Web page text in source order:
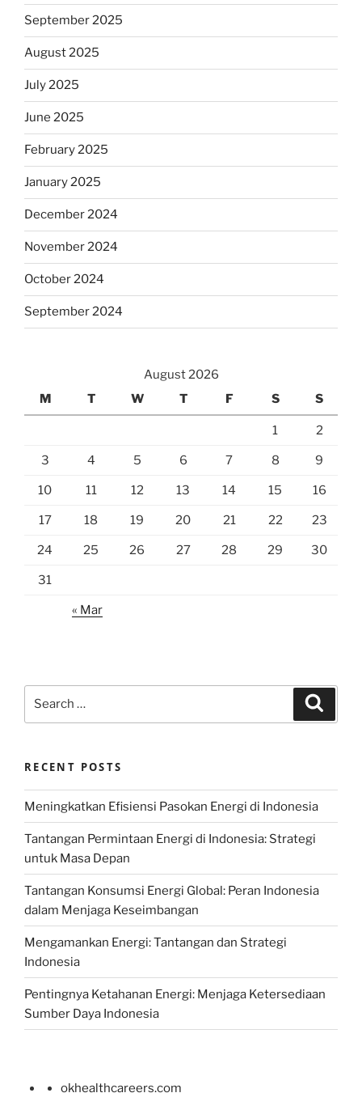
September 2025
August 2025
July 2025
June 2025
February 2025
January 2025
December 2024
November 2024
October 2024
September 2024
August 2026
M
T W T F S S
1 2
3 4 5 6 7 8 9
10 11 12 13 14 15 16
17 18 19 20 21 22 23
24 25 26 27 28 29 30
31
« Mar
RECENT POSTS
Meningkatkan Efisiensi Pasokan Energi di Indonesia
Tantangan Permintaan Energi di Indonesia: Strategi
untuk Masa Depan
Tantangan Konsumsi Energi Global: Peran Indonesia
dalam Menjaga Keseimbangan
Mengamankan Energi: Tantangan dan Strategi
Indonesia
Pentingnya Ketahanan Energi: Menjaga Ketersediaan
Sumber Daya Indonesia
okhealthcareers.com